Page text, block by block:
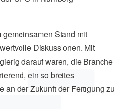
Stand mit
Diskussionen. Mit
darauf waren, die Branche
ein so breites
an der Zukunft der Fertigung zu